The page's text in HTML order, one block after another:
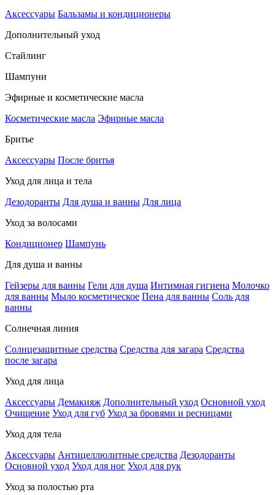
Аксессуары Бальзамы и кондиционеры
Дополнительный уход
Стайлинг
Шампуни
Эфирные и косметические масла
Косметические масла Эфирные масла
Бритье
Аксессуары После бритья
Уход для лица и тела
Дезодоранты Для душа и ванны Для лица
Уход за волосами
Кондиционер Шампунь
Для душа и ванны
Гейзеры для ванны Гели для душа Интимная гигиена Молочко
для ванны Мыло косметическое Пена для ванны Соль для
ванны
Солнечная линия
Солнцезащитные средства Средства для загара Средства
после загара
Уход для лица
Аксессуары Демакияж Дополнительный уход Основной уход
Очищение Уход для губ Уход за бровями и ресницами
Уход для тела
Аксессуары Антицеллюлитные средства Дезодоранты
Основной уход Уход для ног Уход для рук
Уход за полостью рта